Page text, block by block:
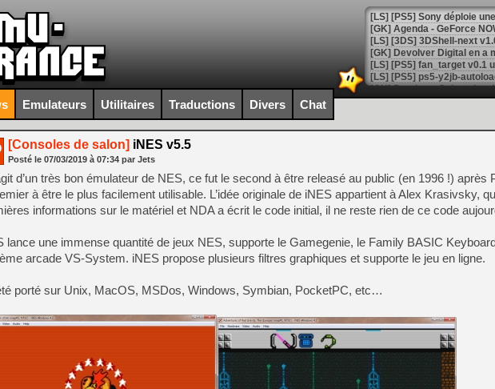
[GK] Agenda - GeForce
[GK] Devolver Digital en a
[LS] [PS5] ps5-y2jb-
[GK] Pourquoi Marvel
[GK] Test : Restory : Chill
[GK] GTA 6 : Rockstar
[GK] Hot Wheels Infinite
[GK] Mémoire cash -
[GK] Résultats Nintendo :
[GK] Déjà des
[Mo5] Brickboy cherche à
[GK] Minecraft et ses «
[GK] Beast of
[GK] Ubisoft : fin de partie
[GK] Mémoire cash -
[GK] Dan Houser (GTA)
[GK] Comment EA Sports
[GK] Crimson Moon : un
[GK] Isle of Reveries : le
[GK] Moonlighter 2 : The
[GK] Capcom relance
Emulateurs Utilitaires Traductions Divers Chat
[Consoles de salon] iNES v5.5
Posté le 07/03/2019 à 07:34 par Jets
d’un très bon émulateur de NES, ce fut le second à être releasé au public (en 1996 !) après
à être le plus facilement utilisable. L’idée originale de iNES appartient à Alex Krasivsky,
informations sur le matériel et NDA a écrit le code initial, il ne reste rien de ce code
lance une immense quantité de jeux NES, supporte le Gamegenie, le Family BASIC
arcade VS-System. iNES propose plusieurs filtres graphiques et supporte le jeu en ligne.
porté sur Unix, MacOS, MSDos, Windows, Symbian, PocketPC, etc…